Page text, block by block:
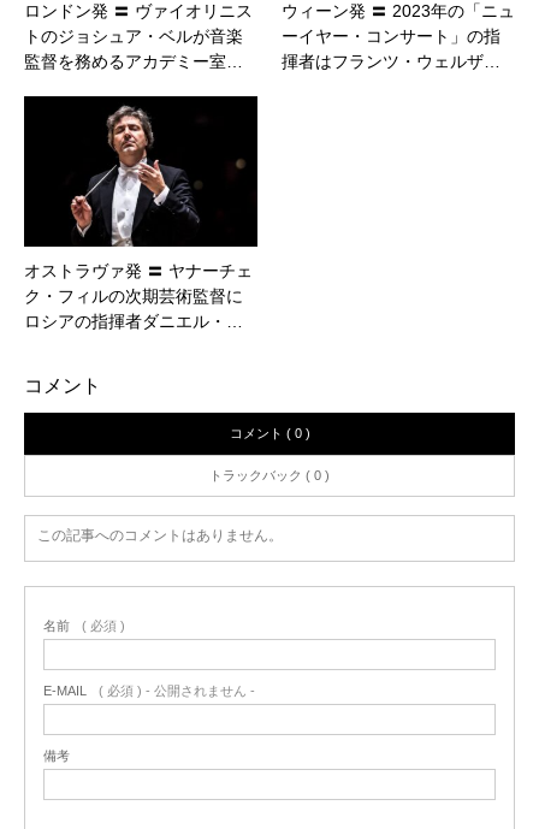
ロンドン発 〓 ヴァイオリニス
トのジョシュア・ベルが音楽
監督を務めるアカデミー室…
ウィーン発 〓 2023年の「ニュ
ーイヤー・コンサート」の指
揮者はフランツ・ウェルザ…
オストラヴァ発 〓 ヤナーチェ
ク・フィルの次期芸術監督に
ロシアの指揮者ダニエル・…
コメント
コメント ( 0 )
トラックバック ( 0 )
この記事へのコメントはありません。
名前 ( 必須 )
E-MAIL ( 必須 ) - 公開されません -
備考